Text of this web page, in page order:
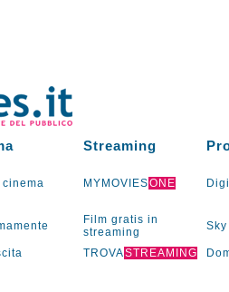
Streaming
cinema MYMOVIESONE
Film gratis in
streaming
Sky
TROVASTREAMING